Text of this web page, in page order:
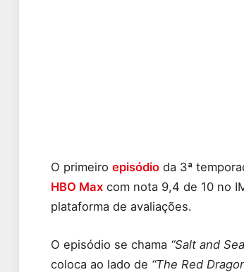
O primeiro episódio da 3ª
HBO Max com nota 9,4 de 10 no
plataforma de avaliações.
O episódio se chama “Salt and
coloca ao lado de “The Red